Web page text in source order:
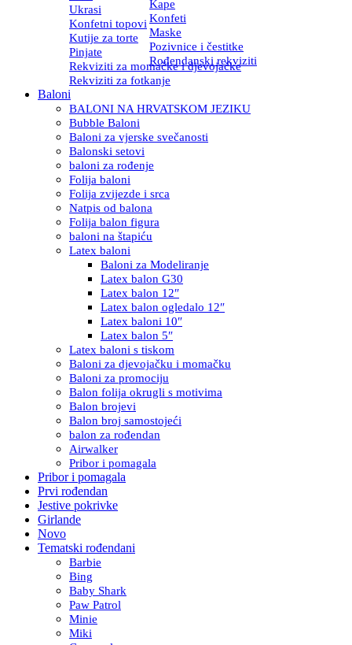
Ukrasi
Kape
Konfetni topovi Konfeti
Kutije za torte
Maske
Pinjate
Pozivnice i čestitke
Rekviziti za momačke i djevojačke
Rođendanski rekviziti
Rekviziti za fotkanje
Baloni
BALONI NA HRVATSKOM JEZIKU
Bubble Baloni
Baloni za vjerske svečanosti
Balonski setovi
baloni za rođenje
Folija baloni
Folija zvijezde i srca
Natpis od balona
Folija balon figura
baloni na štapiću
Latex baloni
Baloni za Modeliranje
Latex balon G30
Latex balon 12″
Latex balon ogledalo 12″
Latex baloni 10″
Latex balon 5″
Latex baloni s tiskom
Baloni za djevojačku i momačku
Baloni za promociju
Balon folija okrugli s motivima
Balon brojevi
Balon broj samostojeći
balon za rođendan
Airwalker
Pribor i pomagala
Pribor i pomagala
Prvi rođendan
Jestive pokrivke
Girlande
Novo
Tematski rođendani
Barbie
Bing
Baby Shark
Paw Patrol
Minie
Miki